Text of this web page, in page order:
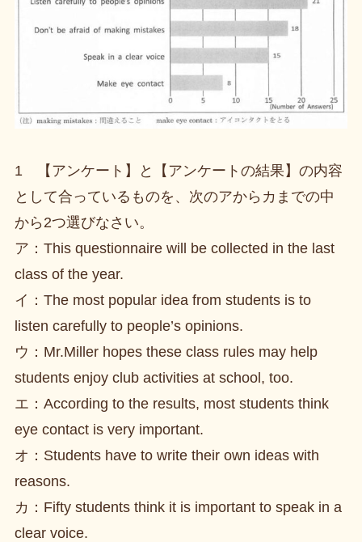
1 【アンケート】と【アンケートの結果】の内容
として合っているものを、次のアからカまでの中
から2つ選びなさい。
ア：This questionnaire will be collected in the last
class of the year.
イ：The most popular idea from students is to
listen carefully to people’s opinions.
ウ：Mr.Miller hopes these class rules may help
students enjoy club activities at school, too.
エ：According to the results, most students think
eye contact is very important.
オ：Students have to write their own ideas with
reasons.
カ：Fifty students think it is important to speak in a
clear voice.